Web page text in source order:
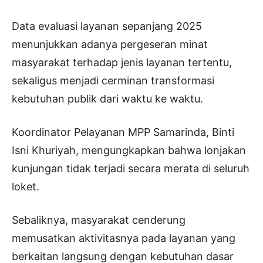
Data evaluasi layanan sepanjang 2025
menunjukkan adanya pergeseran minat
masyarakat terhadap jenis layanan tertentu,
sekaligus menjadi cerminan transformasi
kebutuhan publik dari waktu ke waktu.
Koordinator Pelayanan MPP Samarinda, Binti
Isni Khuriyah, mengungkapkan bahwa lonjakan
kunjungan tidak terjadi secara merata di seluruh
loket.
Sebaliknya, masyarakat cenderung
memusatkan aktivitasnya pada layanan yang
berkaitan langsung dengan kebutuhan dasar